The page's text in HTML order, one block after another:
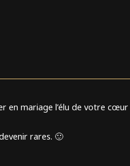
en mariage l’élu de votre cœur
rares. 🙂